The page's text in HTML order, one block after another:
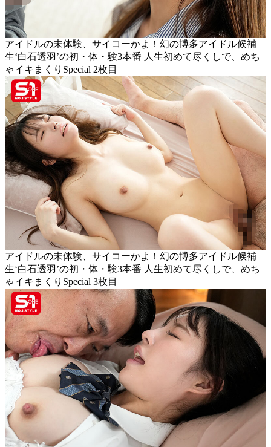
アイドルの未体験、サイコーかよ！幻の博多アイドル候補
生‘白石透羽’の初・体・験3本番 人生初めて尽くしで、めち
ゃイキまくりSpecial 2枚目
アイドルの未体験、サイコーかよ！幻の博多アイドル候補
生‘白石透羽’の初・体・験3本番 人生初めて尽くしで、めち
ゃイキまくりSpecial 3枚目